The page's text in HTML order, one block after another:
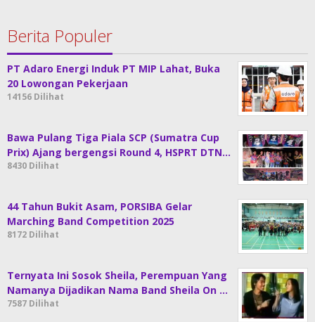
Berita Populer
PT Adaro Energi Induk PT MIP Lahat, Buka
20 Lowongan Pekerjaan
14156 Dilihat
Bawa Pulang Tiga Piala SCP (Sumatra Cup
Prix) Ajang bergengsi Round 4, HSPRT DTN…
8430 Dilihat
44 Tahun Bukit Asam, PORSIBA Gelar
Marching Band Competition 2025
8172 Dilihat
Ternyata Ini Sosok Sheila, Perempuan Yang
Namanya Dijadikan Nama Band Sheila On …
7587 Dilihat